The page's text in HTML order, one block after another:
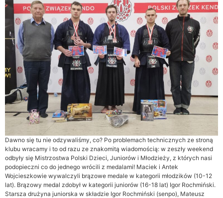
Dawno się tu nie odzywaliśmy, co? Po problemach technicznych ze stroną
klubu wracamy i to od razu ze znakomitą wiadomością: w zeszły weekend
odbyły się Mistrzostwa Polski Dzieci, Juniorów i Młodzieży, z których nasi
podopieczni co do jednego wrócili z medalami! Maciek i Antek
Wojcieszkowie wywalczyli brązowe medale w kategorii młodzików (10-12
lat). Brązowy medal zdobył w kategorii juniorów (16-18 lat) Igor Rochmiński.
Starsza drużyna juniorska w składzie Igor Rochmiński (senpo), Mateusz